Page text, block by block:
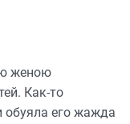
женою
Как-то
обуяла его жажда